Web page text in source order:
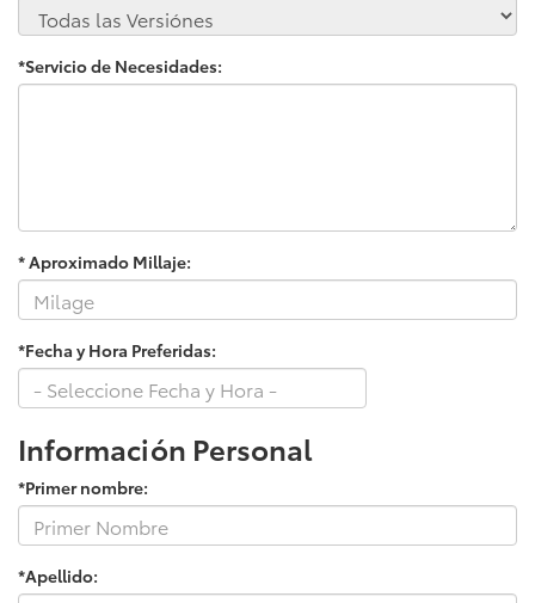
*Servicio de Necesidades:
* Aproximado Millaje:
*Fecha y Hora Preferidas:
Información Personal
*Primer nombre:
*Apellido: